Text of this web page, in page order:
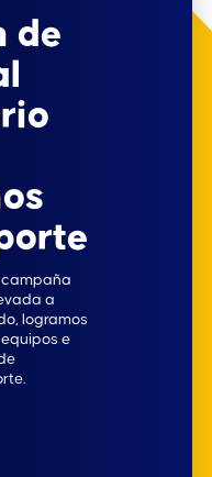
de
campaña
a
logramos
e